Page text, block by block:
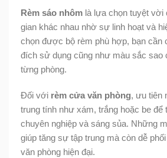
Rèm sáo nhôm là lựa chọn tuyệt vời
gian khác nhau nhờ sự linh hoạt và
chọn được bộ rèm phù hợp, bạn cần
đích sử dụng cũng như màu sắc sao
từng phòng.
Đối với rèm cửa văn phòng, ưu tiên
trung tính như xám, trắng hoặc be để
chuyên nghiệp và sáng sủa. Những
giúp tăng sự tập trung mà còn dễ
văn phòng hiện đại.